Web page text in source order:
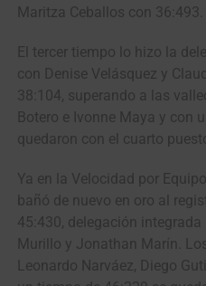
Maritza Ceballos con 36:493.
El tercer tiempo lo hizo la
con Denise Velásquez y
38:104, superando a las
Botero e Ivonne Maya y con
quedaron con el cuarto
Ya en la Velocidad por
bañó de nuevo en oro al
45:430, delegación integrada
Murillo y Jonathan Marín.
Leonardo Narváez, Diego